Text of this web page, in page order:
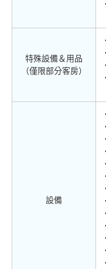
特殊設備＆用品
（僅限部分客房）
設備